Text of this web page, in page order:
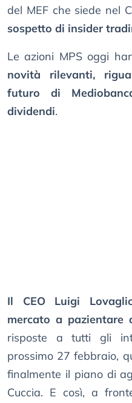
del MEF che siede nel
sospetto di insider
Le azioni MPS oggi
novità rilevanti,
futuro di
dividendi.
Il CEO Luigi
mercato a pazientare
risposte a tutti gli
prossimo 27 febbraio,
finalmente il piano di
Cuccia. E così, a